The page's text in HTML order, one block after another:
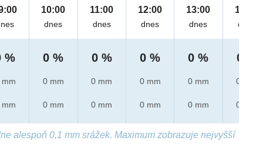
%
mm
mm
10:00
dnes
0 %
0 mm
0 mm
11:00
dnes
0 %
0 mm
0 mm
12:00
dnes
0 %
0 mm
0 mm
13:00
dnes
0 %
0 mm
0 mm
14:00
dnes
0 %
0 mm
0 mm
alespoň 0,1 mm srážek. Maximum zobrazuje nejvyšší